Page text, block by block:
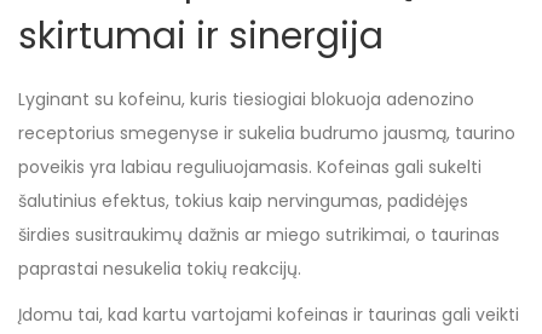
skirtumai ir sinergija
Lyginant su kofeinu, kuris tiesiogiai blokuoja adenozino
receptorius smegenyse ir sukelia budrumo jausmą, taurino
poveikis yra labiau reguliuojamasis. Kofeinas gali sukelti
šalutinius efektus, tokius kaip nervingumas, padidėjęs
širdies susitraukimų dažnis ar miego sutrikimai, o taurinas
paprastai nesukelia tokių reakcijų.
Įdomu tai, kad kartu vartojami kofeinas ir taurinas gali veikti